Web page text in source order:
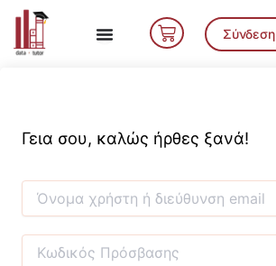
Μετάβαση
περιεχόμενο
Cart Σύνδεση
Γεια σου, καλώς ήρθες ξανά!